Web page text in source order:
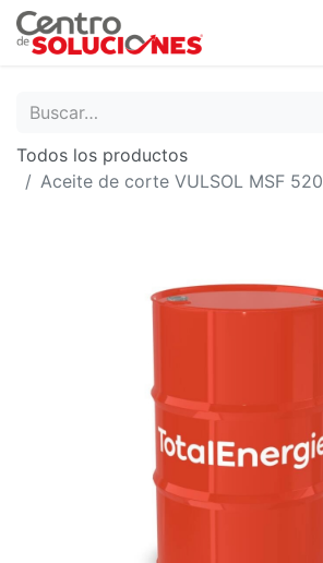
Todos los productos
Aceite de corte VULSOL MSF